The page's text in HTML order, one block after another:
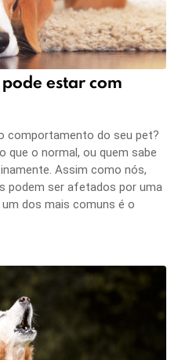
estar com
comportamento do seu pet?
que o normal, ou quem sabe
Assim como nós,
podem ser afetados por uma
dos mais comuns é o